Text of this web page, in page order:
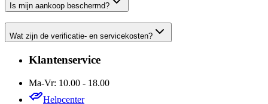
Is mijn aankoop beschermd?
Wat zijn de verificatie- en servicekosten?
Klantenservice
Ma-Vr: 10.00 - 18.00
Helpcenter